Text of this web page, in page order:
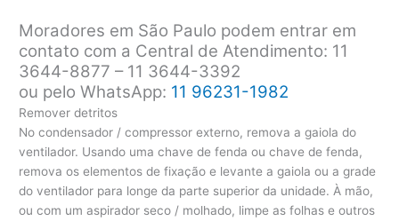
Moradores em São Paulo podem entrar em
contato com a Central de Atendimento: 11
3644-8877 – 11 3644-3392
ou pelo WhatsApp: 11 96231-1982
Remover detritos
No condensador / compressor externo, remova a gaiola do
ventilador. Usando uma chave de fenda ou chave de fenda,
remova os elementos de fixação e levante a gaiola ou a grade
do ventilador para longe da parte superior da unidade. À mão,
ou com um aspirador seco / molhado, limpe as folhas e outros